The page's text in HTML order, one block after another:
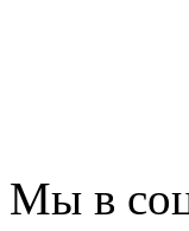
Мы в